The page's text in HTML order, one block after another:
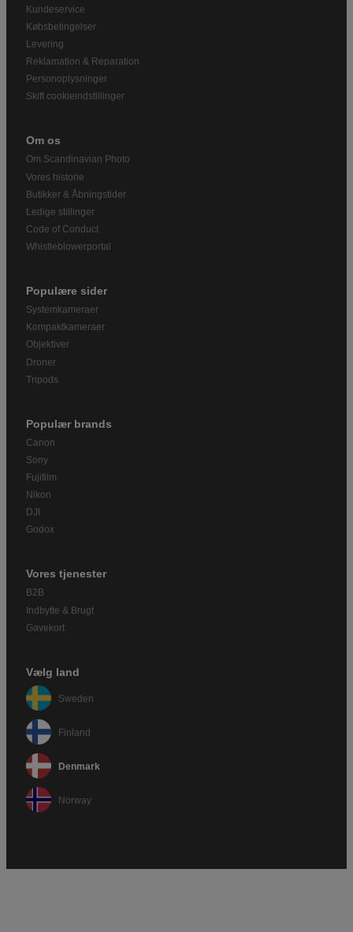
Kundeservice
Købsbetingelser
Levering
Reklamation & Reparation
Personoplysninger
Skift cookieindstillinger
Om os
Om Scandinavian Photo
Vores historie
Butikker & Åbningstider
Ledige stillinger
Code of Conduct
Whistleblowerportal
Populære sider
Systemkameraer
Kompaktkameraer
Objektiver
Droner
Tripods
Populær brands
Canon
Sony
Fujifilm
Nikon
DJI
Godox
Vores tjenester
B2B
Indbytte & Brugt
Gavekort
Vælg land
Sweden
Finland
Denmark
Norway